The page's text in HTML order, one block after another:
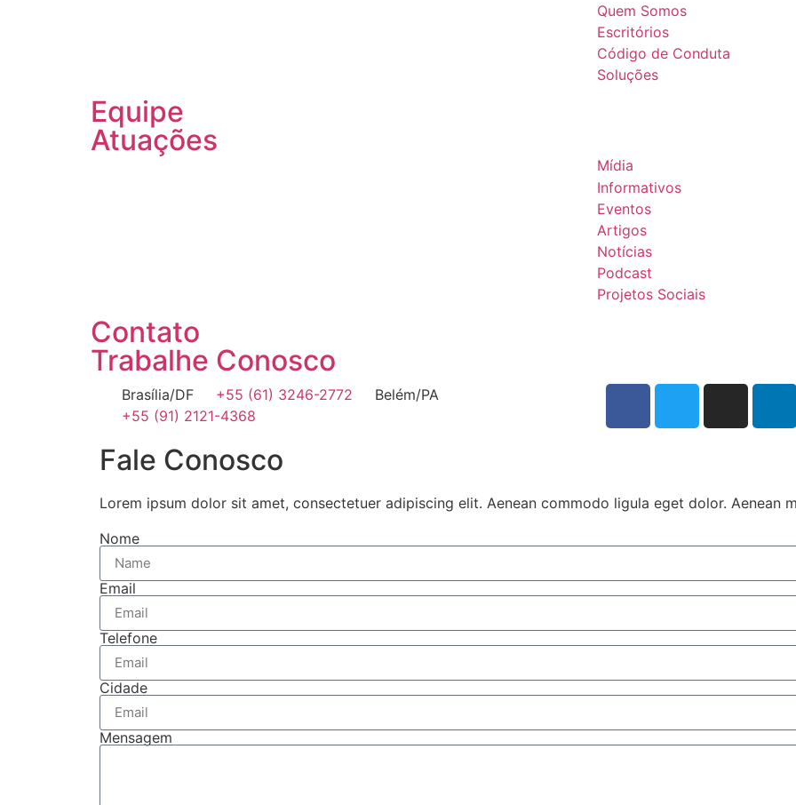
Quem Somos
Escritórios
Código de Conduta
Soluções
Equipe
Atuações
Mídia
Informativos
Eventos
Artigos
Notícias
Podcast
Projetos Sociais
Contato
Trabalhe Conosco
Brasília/DF +55 (61) 3246-2772
Belém/PA
+55 (91) 2121-4368
Fale Conosco
Lorem ipsum dolor sit amet, consectetuer adipiscing elit. Aenean commodo ligula eget dolor. Aenean
Nome
Email
Telefone
Cidade
Mensagem